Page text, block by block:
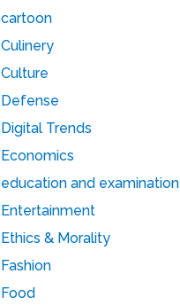
cartoon
Culinery
Culture
Defense
Digital Trends
Economics
education and examination
Entertainment
Ethics & Morality
Fashion
Food